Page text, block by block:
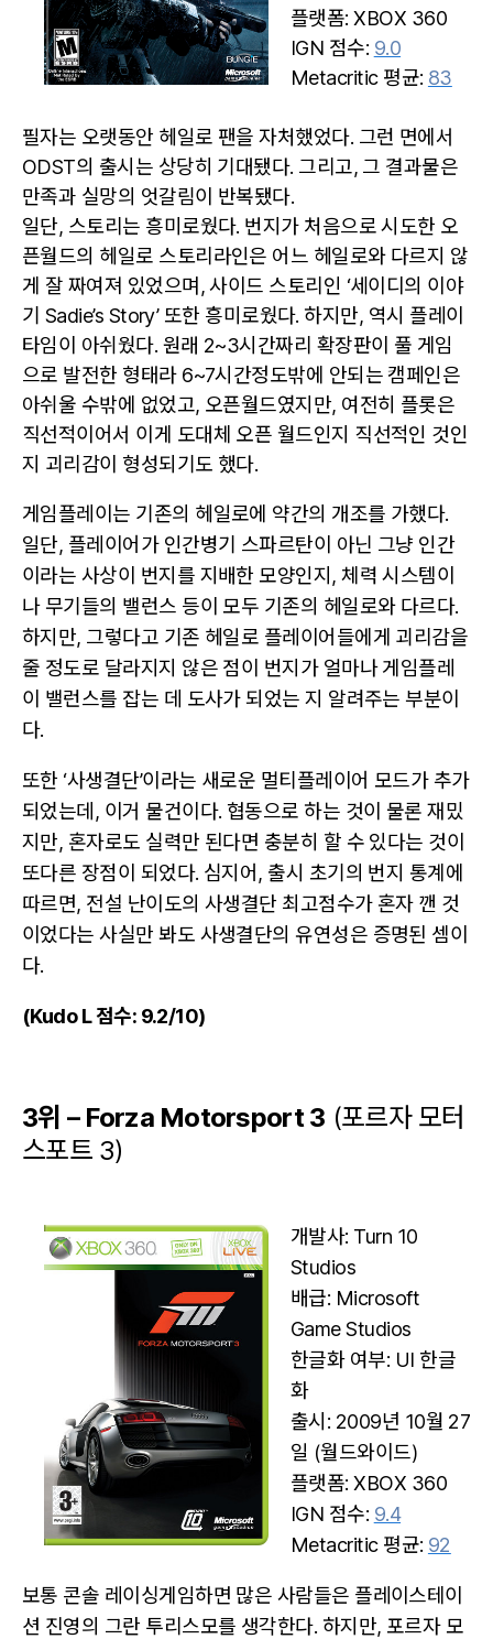
플랫폼: XBOX 360
IGN 점수: 9.0
Metacritic 평균: 83
필자는 오랫동안 헤일로 팬을 자처했었다. 그런 면에서
ODST의 출시는 상당히 기대됐다. 그리고, 그 결과물은
만족과 실망의 엇갈림이 반복됐다.
일단, 스토리는 흥미로웠다. 번지가 처음으로 시도한 오
픈월드의 헤일로 스토리라인은 어느 헤일로와 다르지 않
게 잘 짜여져 있었으며, 사이드 스토리인 ‘세이디의 이야
기 Sadie’s Story’ 또한 흥미로웠다. 하지만, 역시 플레이
타임이 아쉬웠다. 원래 2~3시간짜리 확장판이 풀 게임
으로 발전한 형태라 6~7시간정도밖에 안되는 캠페인은
아쉬울 수밖에 없었고, 오픈월드였지만, 여전히 플롯은
직선적이어서 이게 도대체 오픈 월드인지 직선적인 것인
지 괴리감이 형성되기도 했다.
게임플레이는 기존의 헤일로에 약간의 개조를 가했다.
일단, 플레이어가 인간병기 스파르탄이 아닌 그냥 인간
이라는 사상이 번지를 지배한 모양인지, 체력 시스템이
나 무기들의 밸런스 등이 모두 기존의 헤일로와 다르다.
하지만, 그렇다고 기존 헤일로 플레이어들에게 괴리감을
줄 정도로 달라지지 않은 점이 번지가 얼마나 게임플레
이 밸런스를 잡는 데 도사가 되었는 지 알려주는 부분이
다.
또한 ‘사생결단’이라는 새로운 멀티플레이어 모드가 추가
되었는데, 이거 물건이다. 협동으로 하는 것이 물론 재밌
지만, 혼자로도 실력만 된다면 충분히 할 수 있다는 것이
또다른 장점이 되었다. 심지어, 출시 초기의 번지 통계에
따르면, 전설 난이도의 사생결단 최고점수가 혼자 깬 것
이었다는 사실만 봐도 사생결단의 유연성은 증명된 셈이
다.
(Kudo L 점수: 9.2/10)
3위 – Forza Motorsport 3 (포르자 모터
스포트 3)
개발사: Turn 10
Studios
배급: Microsoft
Game Studios
한글화 여부: UI 한글
화
출시: 2009년 10월 27
일 (월드와이드)
플랫폼: XBOX 360
IGN 점수: 9.4
Metacritic 평균: 92
보통 콘솔 레이싱게임하면 많은 사람들은 플레이스테이
션 진영의 그란 투리스모를 생각한다. 하지만, 포르자 모